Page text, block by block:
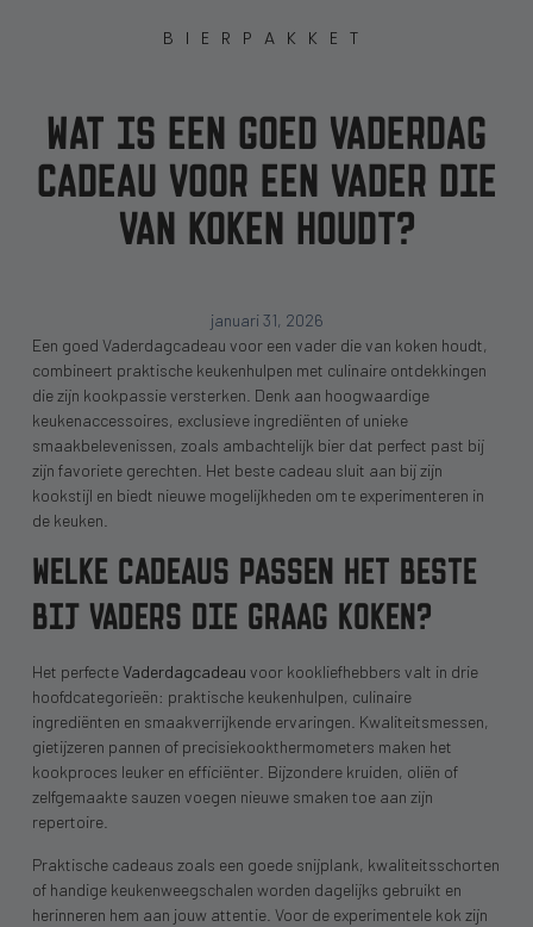
BIERPAKKET
WAT IS EEN GOED VADERDAG
CADEAU VOOR EEN VADER DIE
VAN KOKEN HOUDT?
januari 31, 2026
Een goed Vaderdagcadeau voor een vader die van koken houdt,
combineert praktische keukenhulpen met culinaire ontdekkingen
die zijn kookpassie versterken. Denk aan hoogwaardige
keukenaccessoires, exclusieve ingrediënten of unieke
smaakbelevenissen, zoals ambachtelijk bier dat perfect past bij
zijn favoriete gerechten. Het beste cadeau sluit aan bij zijn
kookstijl en biedt nieuwe mogelijkheden om te experimenteren in
de keuken.
WELKE CADEAUS PASSEN HET BESTE
BIJ VADERS DIE GRAAG KOKEN?
Het perfecteVaderdagcadeau voor kookliefhebbers valt in drie
hoofdcategorieën: praktische keukenhulpen, culinaire
ingrediënten en smaakverrijkende ervaringen. Kwaliteitsmessen,
gietijzeren pannen of precisiekookthermometers maken het
kookproces leuker en efficiënter. Bijzondere kruiden, oliën of
zelfgemaakte sauzen voegen nieuwe smaken toe aan zijn
repertoire.
Praktische cadeaus zoals een goede snijplank, kwaliteitsschorten
of handige keukenweegschalen worden dagelijks gebruikt en
herinneren hem aan jouw attentie. Voor de experimentele kok zijn